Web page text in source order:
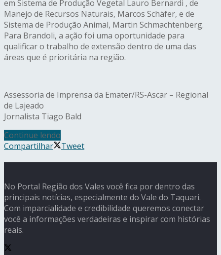
em Sistema de Produção Vegetal Lauro Bernardi , de
Manejo de Recursos Naturais, Marcos Schäfer, e de
Sistema de Produção Animal, Martin Schmachtenberg.
Para Brandoli, a ação foi uma oportunidade para
qualificar o trabalho de extensão dentro de uma das
áreas que é prioritária na região.
Assessoria de Imprensa da Emater/RS-Ascar – Regional
de Lajeado
Jornalista Tiago Bald
Continue lendo
Compartilhar
Tweet
No Portal Região dos Vales você fica por dentro das
principais notícias, especialmente do Vale do Taquari.
Com imparcialidade e credibilidade queremos conectar
você a informações verdadeiras e inspirar com histórias
reais.